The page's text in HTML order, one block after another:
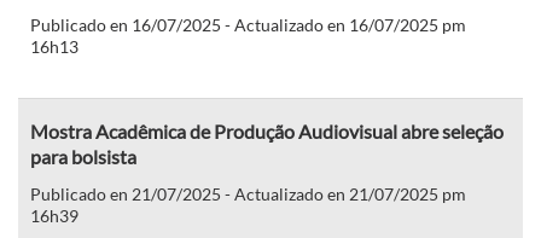
Publicado en 16/07/2025 - Actualizado en 16/07/2025 pm
16h13
Mostra Acadêmica de Produção Audiovisual abre seleção
para bolsista
Publicado en 21/07/2025 - Actualizado en 21/07/2025 pm
16h39